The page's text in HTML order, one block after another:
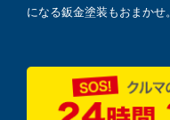
になる鈑金塗装もおまかせ。